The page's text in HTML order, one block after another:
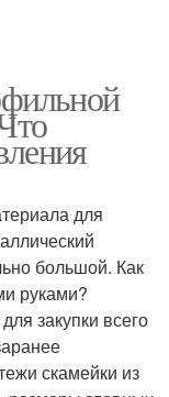
для
большой. Как
руками?
закупки всего
скамейки из